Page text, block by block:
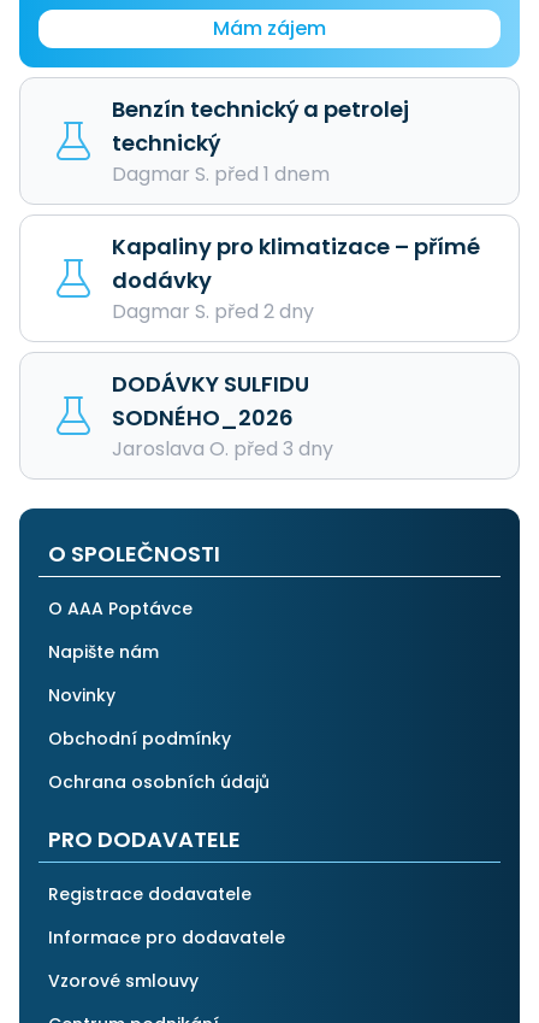
Mám zájem
Benzín technický a petrolej
technický
Dagmar S. před 1 dnem
Kapaliny pro klimatizace – přímé
dodávky
Dagmar S. před 2 dny
DODÁVKY SULFIDU
SODNÉHO_2026
Jaroslava O. před 3 dny
O SPOLEČNOSTI
O AAA Poptávce
Napište nám
Novinky
Obchodní podmínky
Ochrana osobních údajů
PRO DODAVATELE
Registrace dodavatele
Informace pro dodavatele
Vzorové smlouvy